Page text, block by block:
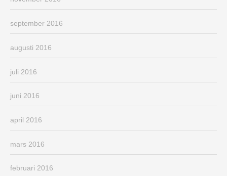
september 2016
augusti 2016
juli 2016
juni 2016
april 2016
mars 2016
februari 2016